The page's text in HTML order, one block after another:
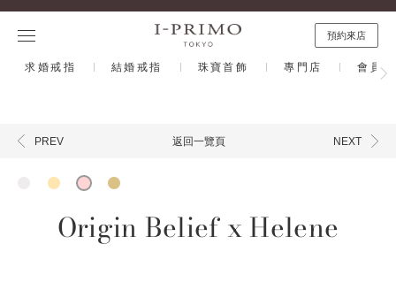
預約來店
求婚戒指 結婚戒指 珠寶首飾 專門店 會員
PREV 返回一覽頁 NEXT
Origin Belief x Helene